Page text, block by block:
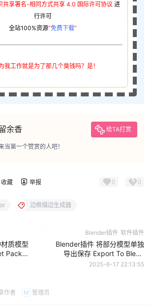
共享署名-相同方式共享 4.0 国际许可协议 进
行许可
全站100%资源“免费下载”
我工作就是为了那几个臭钱吗？是！
余香 给TA打赏
当第一个赞赏的人吧！
收藏 举报 0 0
边框描边生成器
质模型
Pack
Blender插件 软件插件
Blender插件 将部分模型单独
导出保存 Export To Blend
V1.2
2025-6-17 22:13:55
作者 M 管理员